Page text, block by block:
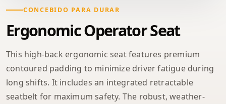
CONCEBIDO PARA DURAR
Ergonomic Operator Seat
This high-back ergonomic seat features premium
contoured padding to minimize driver fatigue during
long shifts. It includes an integrated retractable
seatbelt for maximum safety. The robust, weather-